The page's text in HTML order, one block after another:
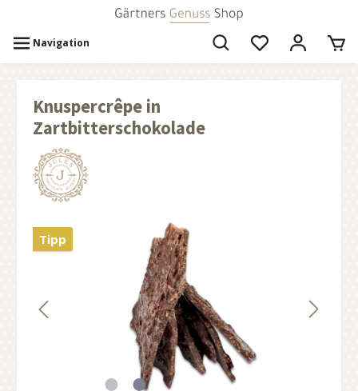
Navigation
Knuspercrêpe in
Zartbitterschokolade
Tipp